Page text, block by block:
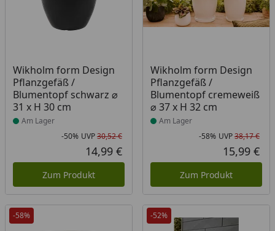
Wikholm form Design
Pflanzgefäß /
Blumentopf schwarz ⌀
31 x H 30 cm
Produkt am Lager
Am Lager
Rabatt in Prozent
-50%
Ursprünglicher Preis
UVP30,52 €
Aktueller Preis
14,99 €
Zum Produkt
Wikholm form Design
Pflanzgefäß /
Blumentopf cremeweiß
⌀ 37 x H 32 cm
Produkt am Lager
Am Lager
-58% UVP38,17 €
15,99 €
Zum Produkt
-58% -52%